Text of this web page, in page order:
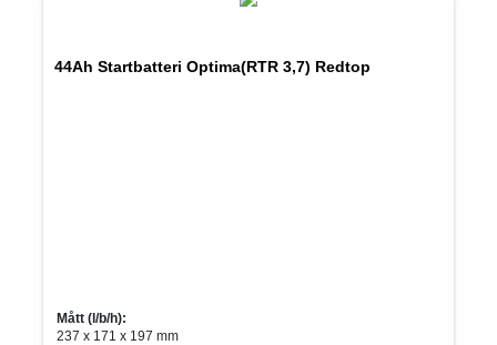
44Ah Startbatteri Optima(RTR 3,7) Redtop
Mått (l/b/h):
237 x 171 x 197 mm